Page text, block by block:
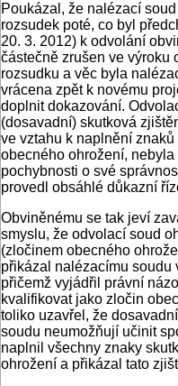
Poukázal, že nalézací
rozsudek poté, co byl
20. 3. 2012) k odvolání
částečně zrušen ve výroku
rozsudku a věc byla
vrácena zpět k novému
doplnit dokazování.
(dosavadní) skutková
ve vztahu k naplnění
obecného ohrožení,
pochybnosti o své
provedl obsáhlé důkazní
Obviněnému se tak jeví
smyslu, že odvolací soud
(zločinem obecného
přikázal nalézacímu soudu
přičemž vyjádřil právní
kvalifikovat jako zločin
toliko uzavřel, že
soudu neumožňují učinit
naplnil všechny znaky
ohrožení a přikázal tato